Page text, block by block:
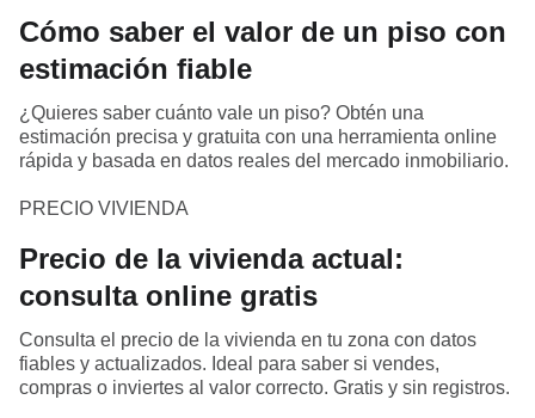
Cómo saber el valor de un piso con
estimación fiable
¿Quieres saber cuánto vale un piso? Obtén una
estimación precisa y gratuita con una herramienta online
rápida y basada en datos reales del mercado inmobiliario.
PRECIO VIVIENDA
Precio de la vivienda actual:
consulta online gratis
Consulta el precio de la vivienda en tu zona con datos
fiables y actualizados. Ideal para saber si vendes,
compras o inviertes al valor correcto. Gratis y sin registros.